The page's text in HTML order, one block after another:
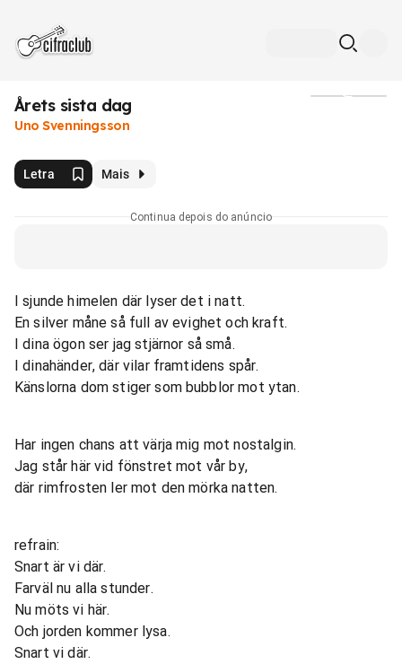
Årets sista dag
Uno Svenningsson
Letra Mais
Continua depois do anúncio
I sjunde himelen där lyser det i natt.
En silver måne så full av evighet och kraft.
I dina ögon ser jag stjärnor så små.
I dinahänder, där vilar framtidens spår.
Känslorna dom stiger som bubblor mot ytan.
Har ingen chans att värja mig mot nostalgin.
Jag står här vid fönstret mot vår by,
där rimfrosten ler mot den mörka natten.
refrain:
Snart är vi där.
Farväl nu alla stunder.
Nu möts vi här.
Och jorden kommer lysa.
Snart vi där.